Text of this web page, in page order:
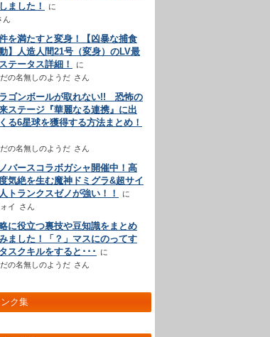
ました！
ん
を満たすと変身！【凶暴な捕食
】人造人間21号（変身）のLV最
テータス詳細！
の名無しのようだ さん
ラゴンボールが取れない!! 恐怖の
ステージ『華麗なる連携』に出
る6星球を獲得する方法まとめ！
の名無しのようだ さん
バースコラボガシャ開催中！高
気絶を生む魔神ドミグラ&超サイ
トランクスゼノが強い！！
イ さん
に役立つ裏技や豆知識をまとめ
ました！「？」マスにのってす
スクキルをすると･･･
の名無しのようだ さん
ク集